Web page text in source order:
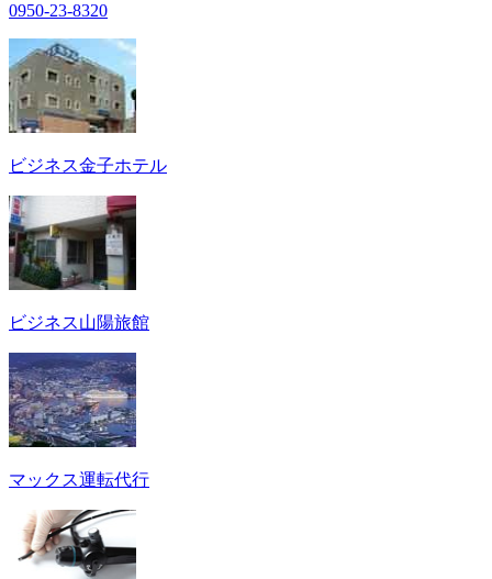
0950-23-8320
ビジネス金子ホテル
ビジネス山陽旅館
マックス運転代行